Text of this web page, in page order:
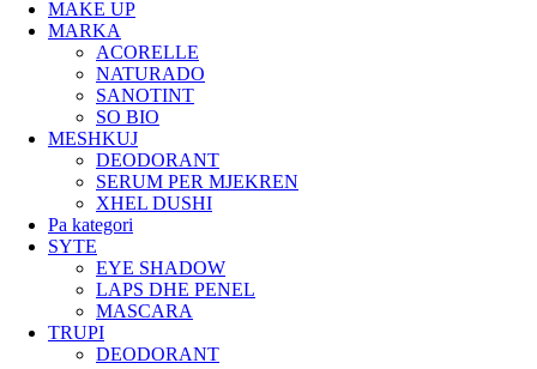
MAKE UP
MARKA
ACORELLE
NATURADO
SANOTINT
SO BIO
MESHKUJ
DEODORANT
SERUM PER MJEKREN
XHEL DUSHI
Pa kategori
SYTE
EYE SHADOW
LAPS DHE PENEL
MASCARA
TRUPI
DEODORANT